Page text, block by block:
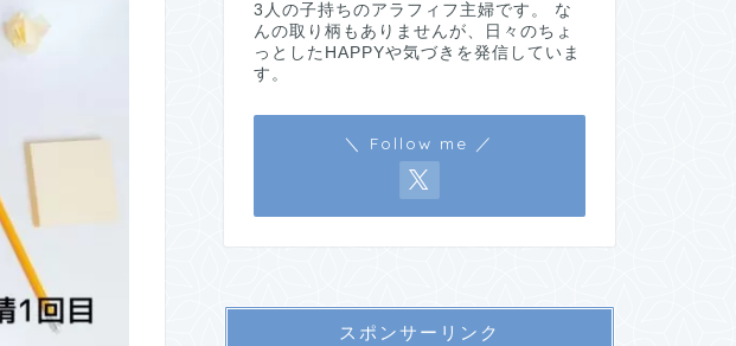
3人の子持ちのアラフィフ主婦です。 な
んの取り柄もありませんが、日々のちょ
っとしたHAPPYや気づきを発信していま
す。
＼ Follow me ／
スポンサーリンク